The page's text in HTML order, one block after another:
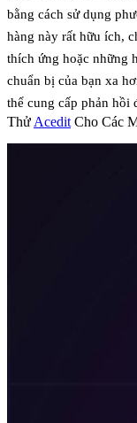
bằng cách sử dụng
hàng này rất hữu ích,
thích ứng hoặc những
chuẩn bị của bạn xa
thể cung cấp phản hồi
Thử Acedit Cho Các